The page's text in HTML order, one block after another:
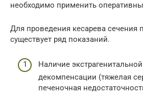
необходимо применить
Для проведения кесарева сечения
существует ряд показаний.
Наличие
декомпенсации (тяжелая
печеночная